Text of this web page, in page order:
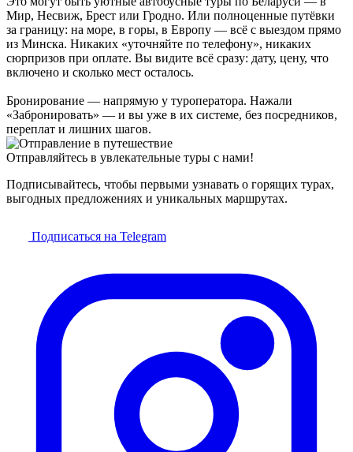
Мир, Несвиж, Брест или Гродно. Или полноценные путёвки
за границу: на море, в горы, в Европу — всё с выездом прямо
из Минска. Никаких «уточняйте по телефону», никаких
сюрпризов при оплате. Вы видите всё сразу: дату, цену, что
включено и сколько мест осталось.
Бронирование — напрямую у туроператора. Нажали
«Забронировать» — и вы уже в их системе, без посредников,
переплат и лишних шагов.
Отправляйтесь в увлекательные туры с нами!
Подписывайтесь, чтобы первыми узнавать о горящих турах,
выгодных предложениях и уникальных маршрутах.
Подписаться на Telegram